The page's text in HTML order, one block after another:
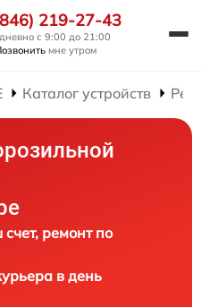
219-27-43
с 9:00 до 21:00
мне утром
Каталог устройств
ремонт по
в день